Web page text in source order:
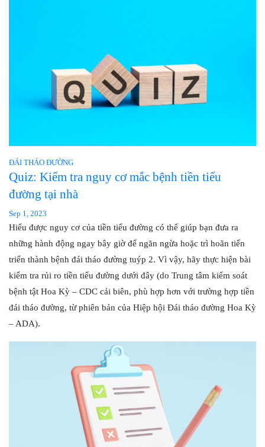
ĐÁI THÁO ĐƯỜNG
Quiz: Kiểm tra nguy cơ mắc bệnh tiền tiểu
đường tại nhà
Sep 1, 2023
Hiểu được nguy cơ của tiền tiểu đường có thể giúp bạn đưa ra
những hành động ngay bây giờ để ngăn ngừa hoặc trì hoãn tiến
triển thành bệnh đái tháo đường tuýp 2. Vì vậy, hãy thực hiện bài
kiểm tra rủi ro tiền tiểu đường dưới đây (do Trung tâm kiểm soát
bệnh tật Hoa Kỳ – CDC cải biên, phù hợp hơn với trường hợp tiền
đái tháo đường, từ phiên bản của Hiệp hội Đái tháo đường Hoa Kỳ
– ADA).